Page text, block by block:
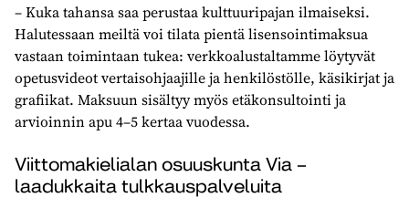
– Kuka tahansa saa perustaa kulttuuripajan ilmaiseksi.
Halutessaan meiltä voi tilata pientä lisensointimaksua
vastaan toimintaan tukea: verkkoalustaltamme löytyvät
opetusvideot vertaisohjaajille ja henkilöstölle, käsikirjat ja
grafiikat. Maksuun sisältyy myös etäkonsultointi ja
arvioinnin apu 4–5 kertaa vuodessa.
Viittomakielialan osuuskunta Via –
laadukkaita tulkkauspalveluita